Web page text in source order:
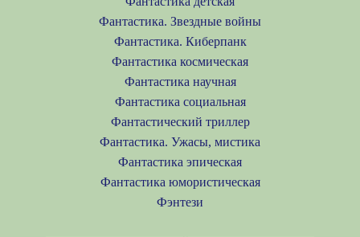
Фантастика. Звездные войны
Фантастика. Киберпанк
Фантастика космическая
Фантастика научная
Фантастика социальная
Фантастический триллер
Фантастика. Ужасы, мистика
Фантастика эпическая
Фантастика юмористическая
Фэнтези